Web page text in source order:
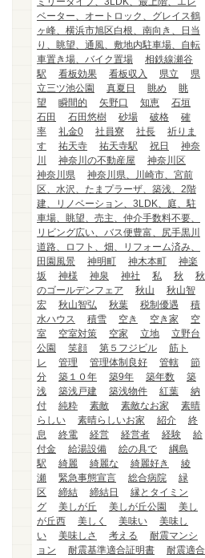
ベーター、オートロック、グレイス鶴
ヶ峰、横浜市旭区白根、南向き、日当
り、眺望、通風、敷地内駐車場、自転
車置き場、バイク置場
相鉄線瀬谷
駅
看板効果 看板収入 県立
県
立三ツ池公園
真夏日 眺め
眺
望
瞬間的 矢野口 知恵
石垣
石田
石田悠樹 砂場 破格
確
率
礼金0 社員寮 社長
祈りま
す
祐天寺 祐天寺駅 祝日
神奈
川
神奈川の不動産屋
神奈川区
神奈川県
神奈川県、川崎市、宮前
区、水沢、たまプラーザ、築浅、2階
建、リノベーション、3LDK、庭、駐
車場、眺望、売主、仲介手数料不要、
リビング広い、バス便豊富、尻手黒川
道路、ロフト、畑、リフォーム済み、
田園風景
神明町 神木本町
神楽
坂
神様 神泉 神社 私 秋
秋
のゴールデンフェア
秋山
秋山智
宏
秋山智弘 秋葉 税制優遇
積
水ハウス
積雪 空き 空き家
空
室
空室対策 空家 立地
立野台
公園
笑顔 第５フジビル
筋ト
レ
管理 管理体制良好 管轄
節
分
築１０年 築9年 築年数
築
浅
築浅戸建 築浅物件 紅葉
納
付
純粋 素敵 素敵なお家
素晴
らしい
素晴らしいお家 紹介
終
息
終電 経営 経営者 経験
給
付金
給湯設備 絵の具で
綱島
駅
綺麗 綺麗な 綺麗好き
綾
瀬
緊急事態宣言 総合病院
緑
区
締結 締結日
縁とタイミン
グ
美しが丘 美しが丘公園
美し
が丘西
美しく 美味い
美味し
い
美味しさ 考える
耐震マンシ
ョン
耐震基準適合証明書
耐震適合